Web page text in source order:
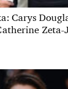
Carys
Zeta-